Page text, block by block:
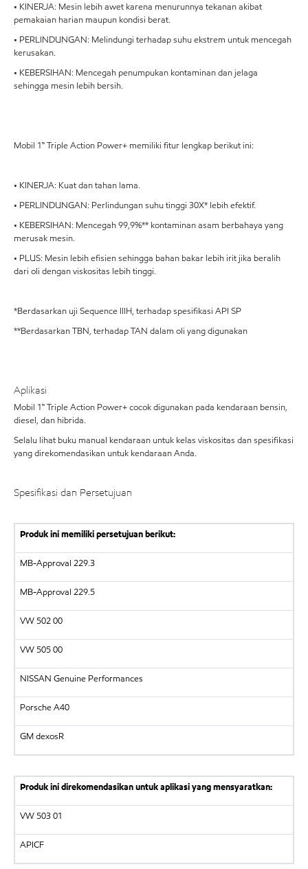
• KINERJA: Mesin lebih awet karena menurunnya tekanan akibat
pemakaian harian maupun kondisi berat.
• PERLINDUNGAN: Melindungi terhadap suhu ekstrem untuk mencegah
kerusakan.
• KEBERSIHAN: Mencegah penumpukan kontaminan dan jelaga
sehingga mesin lebih bersih.
Mobil 1™ Triple Action Power+ memiliki fitur lengkap berikut ini:
• KINERJA: Kuat dan tahan lama.
• PERLINDUNGAN: Perlindungan suhu tinggi 30X* lebih efektif.
• KEBERSIHAN: Mencegah 99,9%** kontaminan asam berbahaya yang
merusak mesin.
• PLUS: Mesin lebih efisien sehingga bahan bakar lebih irit jika beralih
dari oli dengan viskositas lebih tinggi.
*Berdasarkan uji Sequence IIIH, terhadap spesifikasi API SP
**Berdasarkan TBN, terhadap TAN dalam oli yang digunakan
Aplikasi
Mobil 1™ Triple Action Power+ cocok digunakan pada kendaraan bensin,
diesel, dan hibrida.
Selalu lihat buku manual kendaraan untuk kelas viskositas dan spesifikasi
yang direkomendasikan untuk kendaraan Anda.
Spesifikasi dan Persetujuan
Produk ini memiliki persetujuan berikut:
MB-Approval 229.3
MB-Approval 229.5
VW 502 00
VW 505 00
NISSAN Genuine Performances
Porsche A40
GM dexosR
Produk ini direkomendasikan untuk aplikasi yang mensyaratkan:
VW 503 01
APICF